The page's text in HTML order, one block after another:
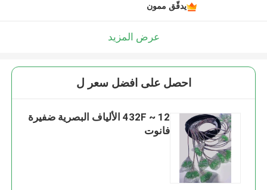
يدقّق ممون
عرض المزيد
احصل على افضل سعر ل
12 ~ 432F الألياف البصرية ضفيرة
فانوت